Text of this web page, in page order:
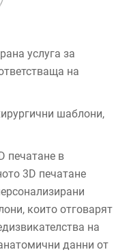
услуга за
на
шаблони,
печатане в
3D печатане
които отговарят
на
данни от